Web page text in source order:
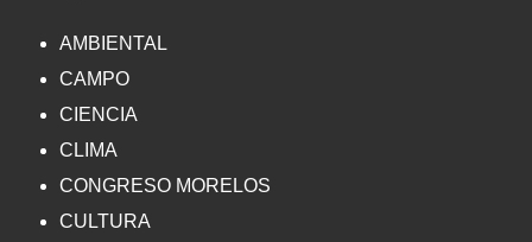
AMBIENTAL
CAMPO
CIENCIA
CLIMA
CONGRESO MORELOS
CULTURA